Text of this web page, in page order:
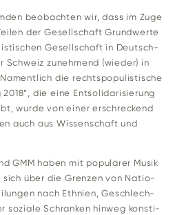
beob­achten wir, dass im Zuge
der Gesell­schaft Grund­werte
Gesell­schaft in Deutsch­
Schweiz zuneh­mend (wieder) in
die rechts­po­pu­lis­ti­sche
2018“, die eine Ent­so­li­da­ri­sie­rung
wurde von einer erschre­ckend
auch aus Wis­sen­schaft und
GMM haben mit popu­lärer Musik
sich über die Grenzen von Natio­
nach Eth­nien, Geschlech­
soziale Schranken hinweg kon­sti­